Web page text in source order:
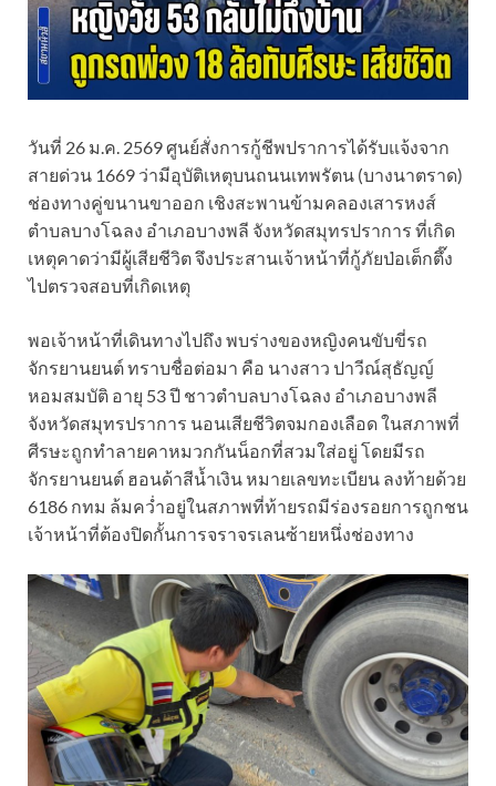
วันที่ 26 ม.ค. 2569 ศูนย์สั่งการกู้ชีพปราการได้รับแจ้งจาก
สายด่วน 1669 ว่ามีอุบัติเหตุบนถนนเทพรัตน (บางนาตราด)
ช่องทางคู่ขนานขาออก เชิงสะพานข้ามคลองเสารหงส์
ตำบลบางโฉลง อำเภอบางพลี จังหวัดสมุทรปราการ ที่เกิด
เหตุคาดว่ามีผู้เสียชีวิต จึงประสานเจ้าหน้าที่กู้ภัยป่อเต็กตึ๊ง
ไปตรวจสอบที่เกิดเหตุ
พอเจ้าหน้าที่เดินทางไปถึง พบร่างของหญิงคนขับขี่รถ
จักรยานยนต์ ทราบชื่อต่อมา คือ นางสาว ปาวีณ์สุธัญญ์
หอมสมบัติ อายุ 53 ปี ชาวตำบลบางโฉลง อำเภอบางพลี
จังหวัดสมุทรปราการ นอนเสียชีวิตจมกองเลือด ในสภาพที่
ศีรษะถูกทำลายคาหมวกกันน็อกที่สวมใส่อยู่ โดยมีรถ
จักรยานยนต์ ฮอนด้าสีน้ำเงิน หมายเลขทะเบียน ลงท้ายด้วย
6186 กทม ล้มคว่ำอยู่ในสภาพที่ท้ายรถมีร่องรอยการถูกชน
เจ้าหน้าที่ต้องปิดกั้นการจราจรเลนซ้ายหนึ่งช่องทาง